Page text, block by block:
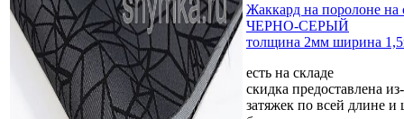
Жаккард на поролоне на
ЧЕРНО-СЕРЫЙ
толщина 2мм ширина
есть на складе
скидка предоставлена
затяжек по всей длине